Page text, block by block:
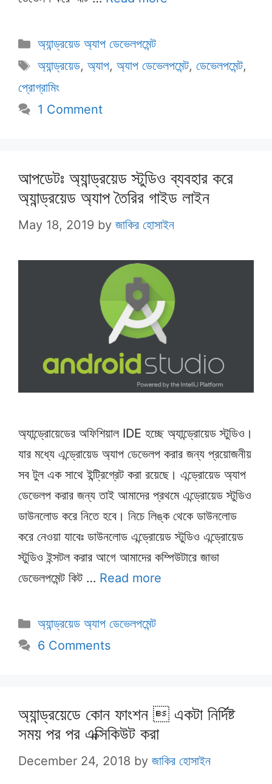
Categories
অ্যান্ড্রয়েড অ্যাপ ডেভেলপমেন্ট
Tags
অ্যান্ড্রয়েড, অ্যাপ, অ্যাপ ডেভেলপমেন্ট, ডেভেলপমেন্ট,
প্রোগ্রামিং
1 Comment
আপডেটঃ অ্যান্ড্রয়েড স্টুডিও ব্যবহার করে
অ্যান্ড্রয়েড অ্যাপ তৈরির গাইড লাইন
May 18, 2019 by জাকির হোসাইন
অ্যান্ড্রোয়েডের অফিশিয়াল IDE হচ্ছে অ্যান্ড্রোয়েড স্টুডিও।
যার মধ্যে এন্ড্রোয়েড অ্যাপ ডেভেলপ করার জন্য প্রয়োজনীয়
সব টুল এক সাথে ইন্ট্রিগ্রেট করা রয়েছে। এন্ড্রোয়েড অ্যাপ
ডেভেলপ করার জন্য তাই আমাদের প্রথমে এন্ড্রোয়েড স্টুডিও
ডাউনলোড করে নিতে হবে। নিচে লিঙ্ক থেকে ডাউনলোড
করে নেওয়া যাবেঃ ডাউনলোড এন্ড্রোয়েড স্টুডিও এন্ড্রোয়েড
স্টুডিও ইন্সটল করার আগে আমাদের কম্পিউটারে জাভা
ডেভেলপমেন্ট কিট … Read more
Categories
অ্যান্ড্রয়েড অ্যাপ ডেভেলপমেন্ট
6 Comments
অ্যান্ড্রয়েডে কোন ফাংশন  একটা নির্দিষ্ট
সময় পর পর এক্সিকিউট করা
December 24, 2018 by জাকির হোসাইন